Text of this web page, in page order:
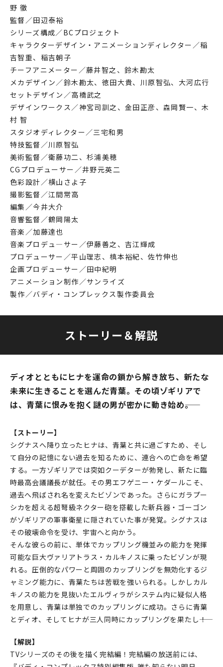
野 徹
監督／田辺泰裕
シリーズ構成／BCプロジェクト
キャラクターデザイン・アニメーションディレクター／稲
吉智重、稲吉朝子
チーフアニメーター／藤井智之、鈴木勘太
メカデザイン／鈴木勘太、徳田大貴、川原智弘、大河広行
セットデザイン／高橋武之
デザインワークス／神宮司訓之、金田正彦、森岡賢一、木
村 智
スタジオディレクター／三宅和男
特技監督／川原智弘
美術監督／衛藤功二、杉浦美穂
CGプロデューサー／井野元英二
色彩設計／横山さよ子
撮影監督／江間常高
編集／今井大介
音響監督／鶴岡陽太
音楽／加藤達也
音楽プロデュ―サー／伊藤善之、吉江輝成
プロデューサー／平山理志、槙本裕紀、佐竹伸也
企画プロデューサー／田中紀明
アニメーション制作／サンライズ
製作／バディ・コンプレックス製作委員会
ストーリー＆解説
ディオとともにヒナを運命の鎖から解き放ち、新たな
未来に生きることを選んだ青葉。その頃ゾギリアで
は、青葉に恨みを抱く謎の男が密かに動き始め――。
【ストーリー】
シグナスへ降り立ったヒナは、青葉と共に過ごすため、そし
て自分の記憶にない過去を知るために、連合への亡命を希望
する。一方ゾギリアでは突如クーデターが勃発し、新たに臨
時最高会議議長が就任。その男エフゲニー・ケダールこそ、
過去へ飛ばされ名を変えたビゾンであった。さらにガラプー
シカを超える超弩級ネクター砲を搭載した新兵器・ゴーゴン
がゾギリアの軍事衛星に隠されていた事が発覚。シグナスは
その破壊命令を受け、宇宙へと向かう。
そんな彼らの前に、単体でカップリング機並みの能力を発揮
可能な巨大ヴァリアトラス・カルキノスに乗ったビゾンが現
れる。圧倒的なパワーと周囲のカップリングを無効化するジ
ャミング能力に、青葉たちは苦戦を強いられる。しかしカル
キノスの能力を見抜いたエルヴィラがシステム内に疑似人格
を用意し、青葉は単独でのカップリングに成功。さらに青葉
とディオ、そしてヒナが三人同時にカップリングを果たし――！
【解説】
TVシリーズのその後を描く完結編！完結編の放送前には、